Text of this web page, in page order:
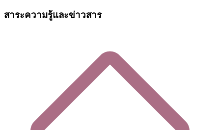
สาระความรู้และข่าวสาร